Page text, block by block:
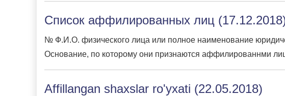
Список аффилированных лиц
№ Ф.И.О. физического лица или полное наименование
Основание, по которому они признаются аффилированнми
Affillangan shaxslar ro'yxati (22.05.2018)